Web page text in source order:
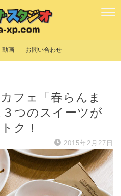
動画 お問い合わせ
フェ「春らんま
つのスイーツが
ク！
2015年2月27日